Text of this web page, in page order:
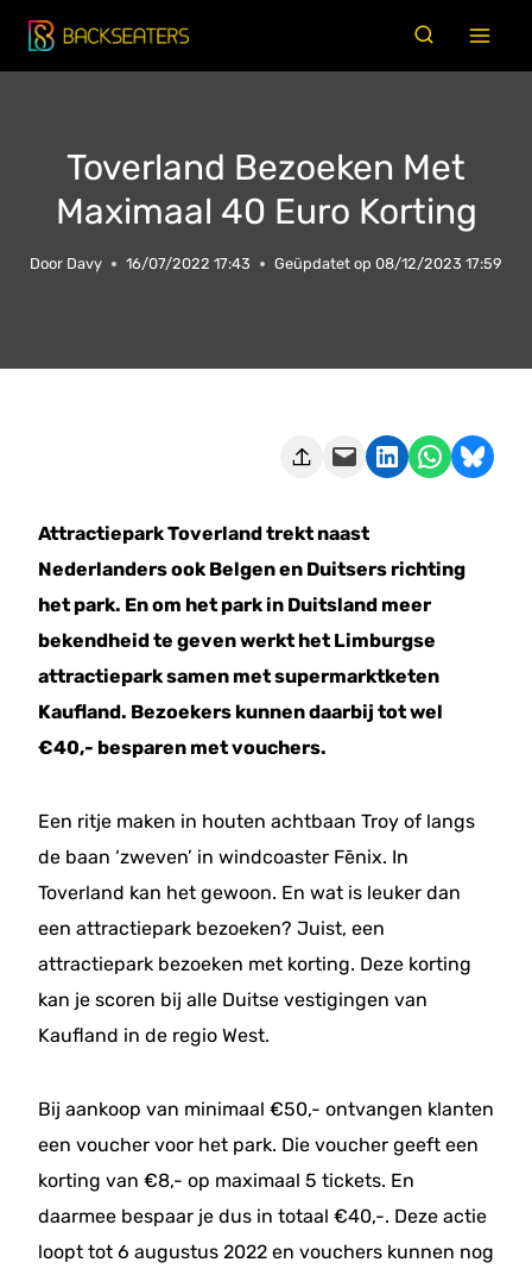
Doorgaan
naar
Toverland Bezoeken Met
Maximaal 40 Euro Korting
Door Davy 16/07/2022 17:43 Geüpdatet op 08/12/2023 17:59
Deze pagina e-mailen Delen op LinkedIn Delen via WhatsApp Share on Bluesky
Attractiepark Toverland trekt naast
Nederlanders ook Belgen en Duitsers richting
het park. En om het park in Duitsland meer
bekendheid te geven werkt het Limburgse
attractiepark samen met supermarktketen
Kaufland. Bezoekers kunnen daarbij tot wel
€40,- besparen met vouchers.
Een ritje maken in houten achtbaan Troy of langs
de baan ‘zweven’ in windcoaster Fēnix. In
Toverland kan het gewoon. En wat is leuker dan
een attractiepark bezoeken? Juist, een
attractiepark bezoeken met korting. Deze korting
kan je scoren bij alle Duitse vestigingen van
Kaufland in de regio West.
Bij aankoop van minimaal €50,- ontvangen klanten
een voucher voor het park. Die voucher geeft een
korting van €8,- op maximaal 5 tickets. En
daarmee bespaar je dus in totaal €40,-. Deze actie
loopt tot 6 augustus 2022 en vouchers kunnen nog